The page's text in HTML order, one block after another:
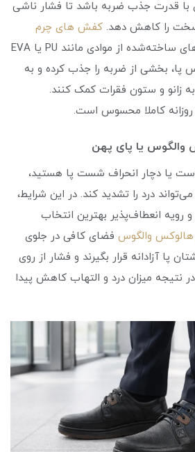
با قدرت جذب ضربه باشد تا فشار ناشی
سخت را کاهش دهد. کفش های چرم
با زیره‌های ساخته‌شده از موادی مانند PU یا EVA
پا، بخشی از ضربه را جذب کرده و به
زانو و ستون فقرات کمک کنند.
کاملا محسوس است.
والگوس یا پای پهن
یا دچار انحراف شست پا هستید،
درد را تشدید کند. در این شرایط،
انعطاف‌پذیر بهترین انتخاب
والگوس فضای کافی در جلوی
پا آزادانه قرار بگیرند و فشار از روی
نتیجه میزان درد و التهاب کاهش پیدا